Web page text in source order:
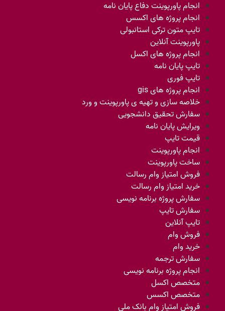
انجام پاورپوینت دفاع پایان نامه
انجام پروژه های اکسس
تایپ متون ترکی استانبولی
پاورپوینت آنلاین
انجام پروژه های اکسل
تایپ پایان نامه
تایپ فوری
انجام پروژه های gis
خلاصه سازی و تهیه ی پاورپوینت و ورد
سفارش تحقیق دانشجویی
ویرایش پایان نامه
قیمت تایپ
انجام پاورپوینت
ساخت پاورپوینت
فروش امتیاز وام رسالت
خرید امتیاز وام رسالت
سفارش پروژه برنامه نویسی
سفارش تایپ
تایپ آنلاین
فروش وام
خرید وام
سفارش ترجمه
انجام پروژه برنامه نویسی
متخصص اکسل
متخصص اکسس
فروش امتیاز وام بانک ملی